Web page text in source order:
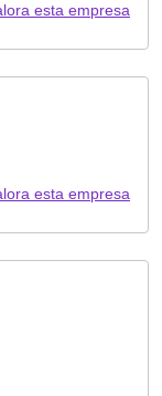
esta empresa
esta empresa